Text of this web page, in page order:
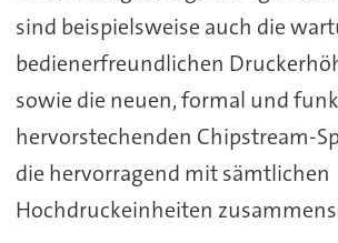
sind beispielsweise auch die
bedienerfreundlichen
sowie die neuen, formal und
hervorstechenden Chipstream-
die hervorragend mit sämtlichen
Hochdruckeinheiten